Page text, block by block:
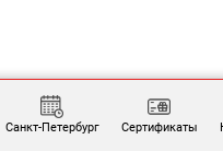
Санкт-Петербург Сертификаты